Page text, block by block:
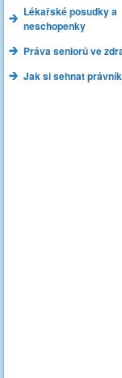
Lékařské posudky a
neschopenky
Práva seniorů ve
Jak si sehnat